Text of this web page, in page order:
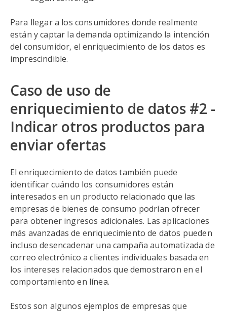
Para llegar a los consumidores donde realmente
están y captar la demanda optimizando la intención
del consumidor, el enriquecimiento de los datos es
imprescindible.
Caso de uso de
enriquecimiento de datos #2 -
Indicar otros productos para
enviar ofertas
El enriquecimiento de datos también puede
identificar cuándo los consumidores están
interesados en un producto relacionado que las
empresas de bienes de consumo podrían ofrecer
para obtener ingresos adicionales. Las aplicaciones
más avanzadas de enriquecimiento de datos pueden
incluso desencadenar una campaña automatizada de
correo electrónico a clientes individuales basada en
los intereses relacionados que demostraron en el
comportamiento en línea.
Estos son algunos ejemplos de empresas que